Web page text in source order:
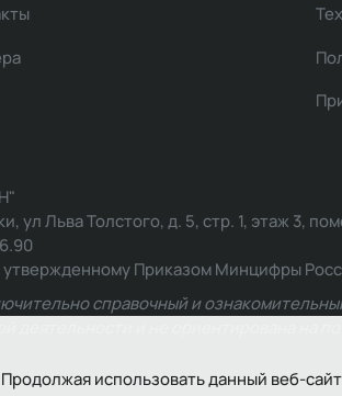
Продолжая использовать данный веб-
ул Льва Толстого, д. 5, стр. 1, этаж 3,
Приказом Минцифры
справочный и